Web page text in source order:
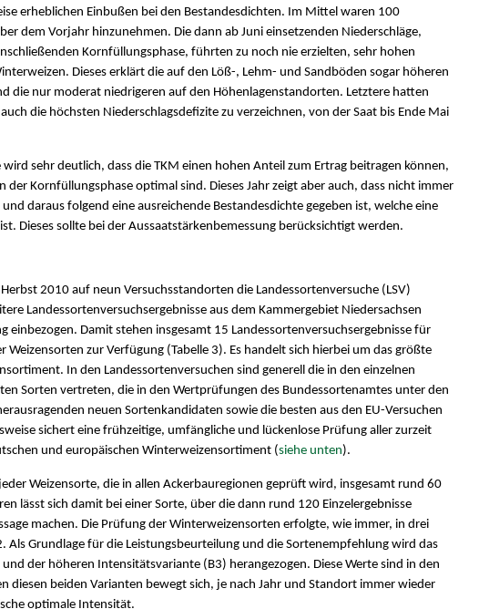
erheblichen Einbußen bei den Bestandesdichten. Im Mittel waren 100
dem Vorjahr hinzunehmen. Die dann ab Juni einsetzenden Niederschläge,
Kornfüllungsphase, führten zu noch nie erzielten, sehr hohen
Dieses erklärt die auf den Löß-, Lehm- und Sandböden sogar höheren
die nur moderat niedrigeren auf den Höhenlagenstandorten. Letztere hatten
die höchsten Niederschlagsdefizite zu verzeichnen, von der Saat bis Ende Mai
sehr deutlich, dass die TKM einen hohen Anteil zum Ertrag beitragen können,
Kornfüllungsphase optimal sind. Dieses Jahr zeigt aber auch, dass nicht immer
daraus folgend eine ausreichende Bestandesdichte gegeben ist, welche eine
Dieses sollte bei der Aussaatstärkenbemessung berücksichtigt werden.
2010 auf neun Versuchsstandorten die Landessortenversuche (LSV)
Landessortenversuchsergebnisse aus dem Kammergebiet Niedersachsen
einbezogen. Damit stehen insgesamt 15 Landessortenversuchsergebnisse für
Weizensorten zur Verfügung (Tabelle 3). Es handelt sich hierbei um das größte
In den Landessortenversuchen sind generell die in den einzelnen
Sorten vertreten, die in den Wertprüfungen des Bundessortenamtes unter den
neuen Sortenkandidaten sowie die besten aus den EU-Versuchen
sichert eine frühzeitige, umfängliche und lückenlose Prüfung aller zurzeit
und europäischen Winterweizensortiment (siehe unten).
Weizensorte, die in allen Ackerbauregionen geprüft wird, insgesamt rund 60
lässt sich damit bei einer Sorte, über die dann rund 120 Einzelergebnisse
machen. Die Prüfung der Winterweizensorten erfolgte, wie immer, in drei
Als Grundlage für die Leistungsbeurteilung und die Sortenempfehlung wird das
der höheren Intensitätsvariante (B3) herangezogen. Diese Werte sind in den
diesen beiden Varianten bewegt sich, je nach Jahr und Standort immer wieder
optimale Intensität.